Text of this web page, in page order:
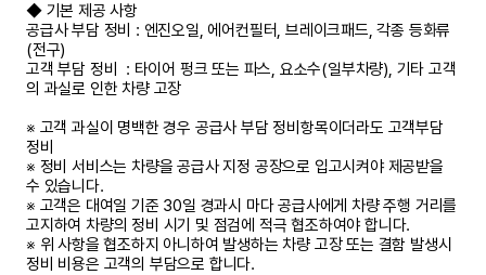
◆ 기본 제공 사항
공급사 부담 정비 : 엔진오일, 에어컨필터, 브레이크패드, 각종 등화류
(전구)
고객 부담 정비  : 타이어 펑크 또는 파스, 요소수(일부차량), 기타 고객
의 과실로 인한 차량 고장
※ 고객 과실이 명백한 경우 공급사 부담 정비항목이더라도 고객부담
정비
※ 정비 서비스는 차량을 공급사 지정 공장으로 입고시켜야 제공받을
수 있습니다.
※ 고객은 대여일 기준 30일 경과시 마다 공급사에게 차량 주행 거리를
고지하여 차량의 정비 시기 및 점검에 적극 협조하여야 합니다.
※ 위 사항을 협조하지 아니하여 발생하는 차량 고장 또는 결함 발생시
정비 비용은 고객의 부담으로 합니다.